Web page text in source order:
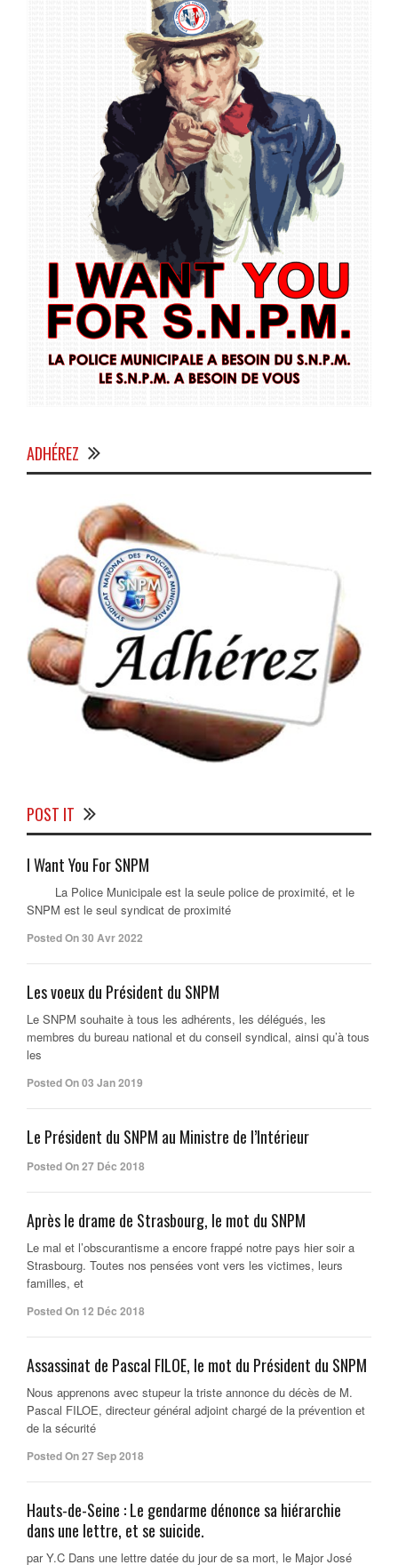
ADHÉREZ
POST IT
I Want You For SNPM
La Police Municipale est la seule police de proximité, et le
SNPM est le seul syndicat de proximité
Posted On 30 Avr 2022
Les voeux du Président du SNPM
Le SNPM souhaite à tous les adhérents, les délégués, les
membres du bureau national et du conseil syndical, ainsi qu’à tous
les
Posted On 03 Jan 2019
Le Président du SNPM au Ministre de l’Intérieur
Posted On 27 Déc 2018
Après le drame de Strasbourg, le mot du SNPM
Le mal et l’obscurantisme a encore frappé notre pays hier soir a
Strasbourg. Toutes nos pensées vont vers les victimes, leurs
familles, et
Posted On 12 Déc 2018
Assassinat de Pascal FILOE, le mot du Président du SNPM
Nous apprenons avec stupeur la triste annonce du décès de M.
Pascal FILOE, directeur général adjoint chargé de la prévention et
de la sécurité
Posted On 27 Sep 2018
Hauts-de-Seine : Le gendarme dénonce sa hiérarchie
dans une lettre, et se suicide.
par Y.C Dans une lettre datée du jour de sa mort, le Major José